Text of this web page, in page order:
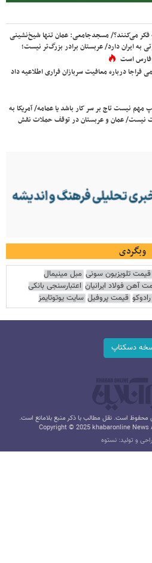
می‌کنند؟/ مسجدجامعی: عمان تنها شیخ‌نشینی
به ایران دارد/ عربستان برادر بزرگ‌تر نیست؛
است
فراجا درباره معافیت سربازان فراری اطلاعیه داد
مهم نیست تاج بر سر کار باشد یا عمامه/ آمریکا به
نیست/ عمان و عربستان در توقف حملات نقش
وبگردی
قیمت تلویزیون سونی مبل مینیمال
آهن فولاد ایرانیان اعتبارسنجی بانکی
قیمت پروفیل سایت یوتوتایمز
دسکتاپ
محفوظ است. نقل مطالب با ذکر منبع بلامانع است.
Copyright © 2025 khabaronline News
و تولید: نستوه